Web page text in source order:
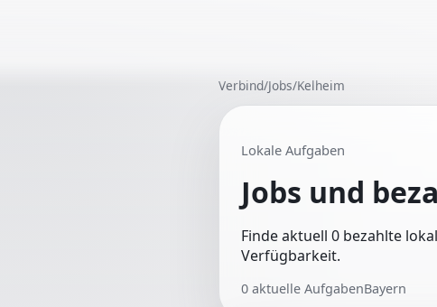
Verbind/Jobs/Kelheim
Lokale Aufgaben
Jobs und
Finde aktuell 0 bezahlte
Verfügbarkeit.
0 aktuelle AufgabenBayern